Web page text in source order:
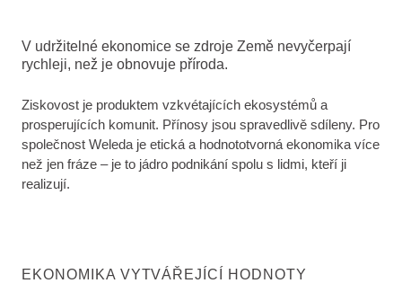
V udržitelné ekonomice se zdroje Země nevyčerpají
rychleji, než je obnovuje příroda.
Ziskovost je produktem vzkvétajících ekosystémů a
prosperujících komunit. Přínosy jsou spravedlivě sdíleny. Pro
společnost Weleda je etická a hodnototvorná ekonomika více
než jen fráze – je to jádro podnikání spolu s lidmi, kteří ji
realizují.
EKONOMIKA VYTVÁŘEJÍCÍ HODNOTY